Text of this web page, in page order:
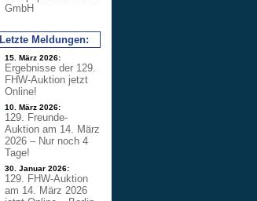
GmbH
Letzte Meldungen:
15. März 2026:
Ergebnisse der 129.
FHW-Auktion jetzt
Online!
10. März 2026:
129. Freunde-
Auktion am 14. März
2026 – Nur noch 4
Tage!
30. Januar 2026:
129. FHW-Auktion
am 14. März 2026